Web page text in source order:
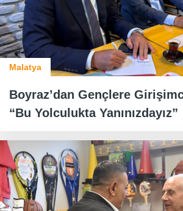
Malatya
Boyraz’dan Gençlere
“Bu Yolculukta Yanınızdayız”